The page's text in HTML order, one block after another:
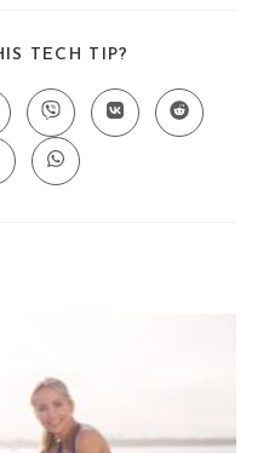
TECH TIP?
CONTENT
Opens
in
a
new
window
Opens
in
Opens
in
Opens
in